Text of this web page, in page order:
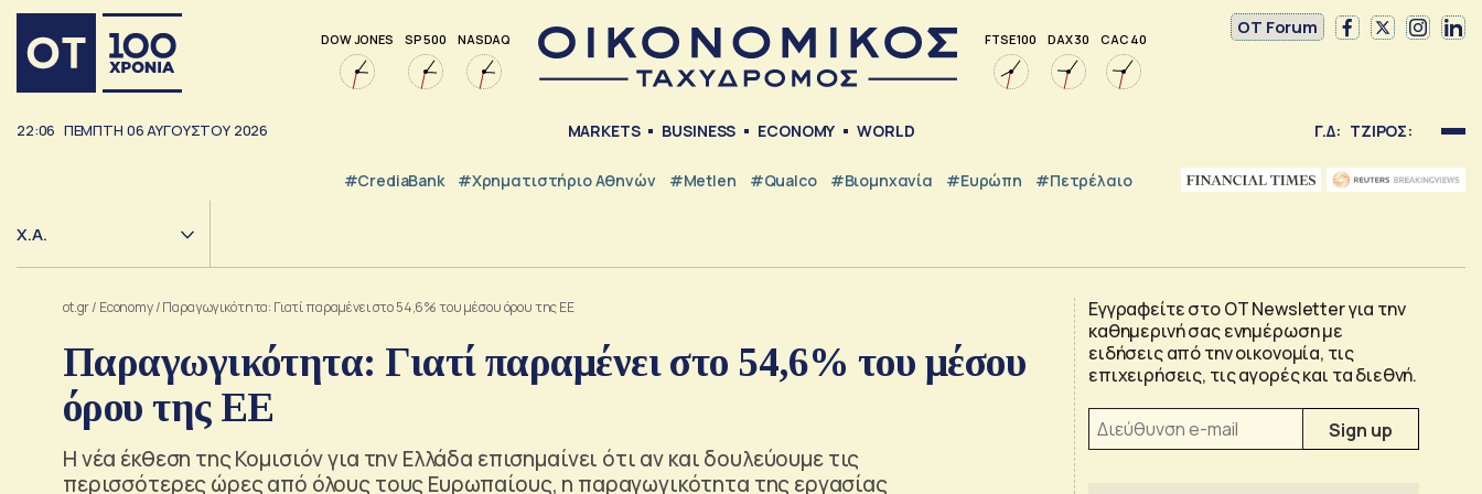
DOW JONES SP 500 NASDAQ FTSE 100 DAX 30 CAC 40
OT Forum
22:06 ΠΕΜΠΤΗ 06ΑΥΓΟΥΣΤΟΥ 2026 MARKETS BUSINESS ECONOMY WORLD Γ.Δ: ΤΖΙΡΟΣ:
#CrediaBank #Χρηματιστήριο Αθηνών #metlen #Qualco #Βιομηχανία #Ευρώπη #Πετρέλαιο
Χ.Α.
ot.gr/ Economy/Παραγωγικότητα: Γιατί παραμένει στο 54,6% του μέσου όρου της ΕΕ
Παραγωγικότητα: Γιατί παραμένει στο 54,6% του μέσου
όρου της ΕΕ
Η νέα έκθεση της Κομισιόν για την Ελλάδα επισημαίνει ότι αν και δουλεύουμε τις
περισσότερες ώρες από όλους τους Ευρωπαίους, η παραγωγικότητα της εργασίας
Εγγραφείτε στο OT Newsletter για την
καθημερινή σας ενημέρωση με
ειδήσεις από την οικονομία, τις
επιχειρήσεις, τις αγορές και τα διεθνή.